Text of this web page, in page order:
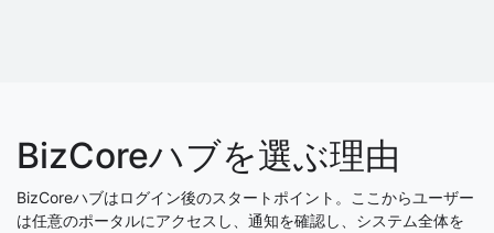
BizCoreハブを選ぶ理由
BizCoreハブはログイン後のスタートポイント。ここからユーザー
は任意のポータルにアクセスし、通知を確認し、システム全体を